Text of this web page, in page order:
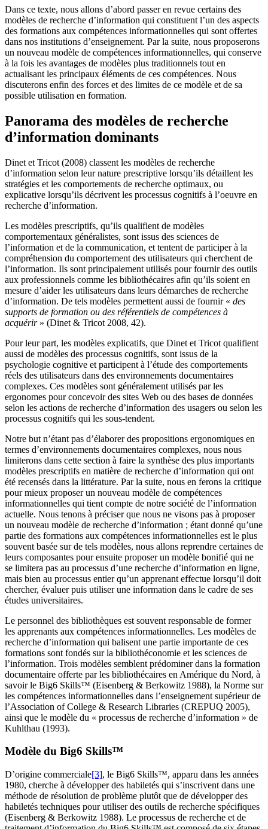
Dans ce texte, nous allons d’abord passer en revue certains des
modèles de recherche d’information qui constituent l’un des aspects
des formations aux compétences informationnelles qui sont offertes
dans nos institutions d’enseignement. Par la suite, nous proposerons
un nouveau modèle de compétences informationnelles, qui conserve
à la fois les avantages de modèles plus traditionnels tout en
actualisant les principaux éléments de ces compétences. Nous
discuterons enfin des forces et des limites de ce modèle et de sa
possible utilisation en formation.
Panorama des modèles de recherche
d’information dominants
Dinet et Tricot (2008) classent les modèles de recherche
d’information selon leur nature prescriptive lorsqu’ils détaillent les
stratégies et les comportements de recherche optimaux, ou
explicative lorsqu’ils décrivent les processus cognitifs à l’oeuvre en
recherche d’information.
Les modèles prescriptifs, qu’ils qualifient de modèles
comportementaux généralistes, sont issus des sciences de
l’information et de la communication, et tentent de participer à la
compréhension du comportement des utilisateurs qui cherchent de
l’information. Ils sont principalement utilisés pour fournir des outils
aux professionnels comme les bibliothécaires afin qu’ils soient en
mesure d’aider les utilisateurs dans leurs démarches de recherche
d’information. De tels modèles permettent aussi de fournir « des
supports de formation ou des référentiels de compétences à
acquérir» (Dinet & Tricot 2008, 42).
Pour leur part, les modèles explicatifs, que Dinet et Tricot qualifient
aussi de modèles des processus cognitifs, sont issus de la
psychologie cognitive et participent à l’étude des comportements
réels des utilisateurs dans des environnements documentaires
complexes. Ces modèles sont généralement utilisés par les
ergonomes pour concevoir des sites Web ou des bases de données
selon les actions de recherche d’information des usagers ou selon les
processus cognitifs qui les sous-tendent.
Notre but n’étant pas d’élaborer des propositions ergonomiques en
termes d’environnements documentaires complexes, nous nous
limiterons dans cette section à faire la synthèse des plus importants
modèles prescriptifs en matière de recherche d’information qui ont
été recensés dans la littérature. Par la suite, nous en ferons la critique
pour mieux proposer un nouveau modèle de compétences
informationnelles qui tient compte de notre société de l’information
actuelle. Nous tenons à préciser que nous ne visons pas à proposer
un nouveau modèle de recherche d’information ; étant donné qu’une
partie des formations aux compétences informationnelles est le plus
souvent basée sur de tels modèles, nous allons reprendre certaines de
leurs composantes pour ensuite proposer un modèle bonifié qui ne
se limitera pas au processus d’une recherche d’information en ligne,
mais bien au processus entier qu’un apprenant effectue lorsqu’il doit
chercher, évaluer puis utiliser une information dans le cadre de ses
études universitaires.
Le personnel des bibliothèques est souvent responsable de former
les apprenants aux compétences informationnelles. Les modèles de
recherche d’information qui balisent une partie importante de ces
formations sont fondés sur la bibliothéconomie et les sciences de
l’information. Trois modèles semblent prédominer dans la formation
documentaire offerte par les bibliothécaires en Amérique du Nord, à
savoir le Big6 Skills™ (Eisenberg & Berkowitz 1988), la Norme sur
les compétences informationnelles dans l’enseignement supérieur de
l’Association of College & Research Libraries (CREPUQ 2005),
ainsi que le modèle du « processus de recherche d’information » de
Kuhlthau (1993).
Modèle du Big6 Skills™
D’origine commerciale[3], le Big6 Skills™, apparu dans les années
1980, cherche à développer des habiletés qui s’inscrivent dans une
méthode de résolution de problème plutôt que de développer des
habiletés techniques pour utiliser des outils de recherche spécifiques
(Eisenberg & Berkowitz 1988). Le processus de recherche et de